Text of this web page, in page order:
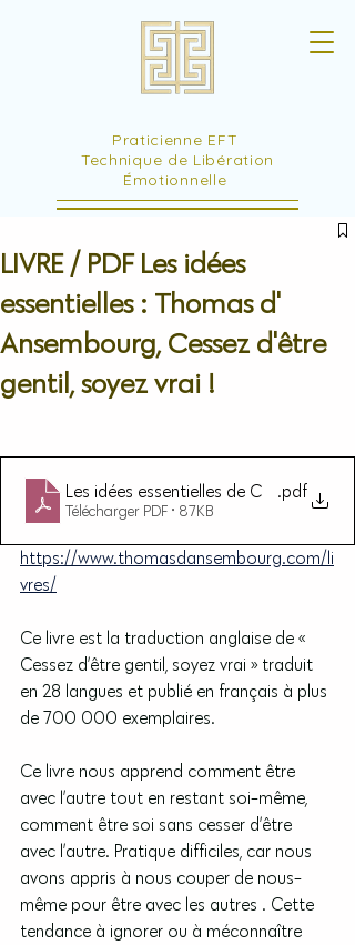
Praticienne EFT
Technique de Libération
Émotionnelle
LIVRE / PDF Les idées
essentielles : Thomas d'
Ansembourg, Cessez d'être
gentil, soyez vrai !
Les idées essentielles de Cessez detre
.pdf
Télécharger PDF • 87KB
https://www.thomasdansembourg.com/li
vres/
Ce livre est la traduction anglaise de «
Cessez d’être gentil, soyez vrai » traduit
en 28 langues et publié en français à plus
de 700 000 exemplaires.
Ce livre nous apprend comment être
avec l’autre tout en restant soi-même,
comment être soi sans cesser d’être
avec l’autre. Pratique difficiles, car nous
avons appris à nous couper de nous-
même pour être avec les autres . Cette
tendance à ignorer ou à méconnaître